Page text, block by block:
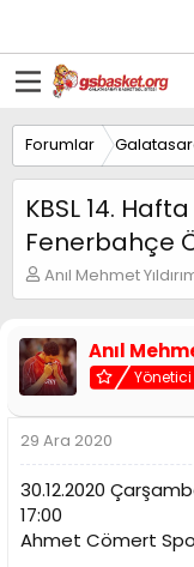
Forumlar
KBSL 14.
Fenerbahçe
K
o
u
y
u
B
a
ş
l
a
t
a
n
Anıl Mehmet
Anıl
Yönetici
29 Ara 2020
30.12.2020
17:00
Ahmet Cömert